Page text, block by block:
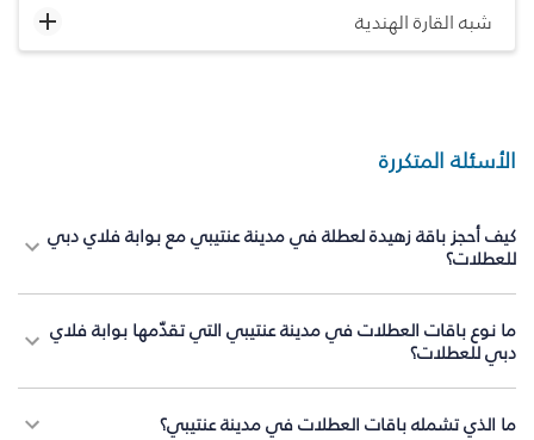
شبه القارة الهندية
الأسئلة المتكررة
كيف أحجز باقة زهيدة لعطلة في مدينة عنتيبي مع بوابة فلاي دبي
للعطلات؟
ما نوع باقات العطلات في مدينة عنتيبي التي تقدّمها بوابة فلاي
دبي للعطلات؟
ما الذي تشمله باقات العطلات في مدينة عنتيبي؟